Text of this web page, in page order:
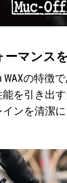
ーマンス
WAXの特
を引き出
ンを清潔